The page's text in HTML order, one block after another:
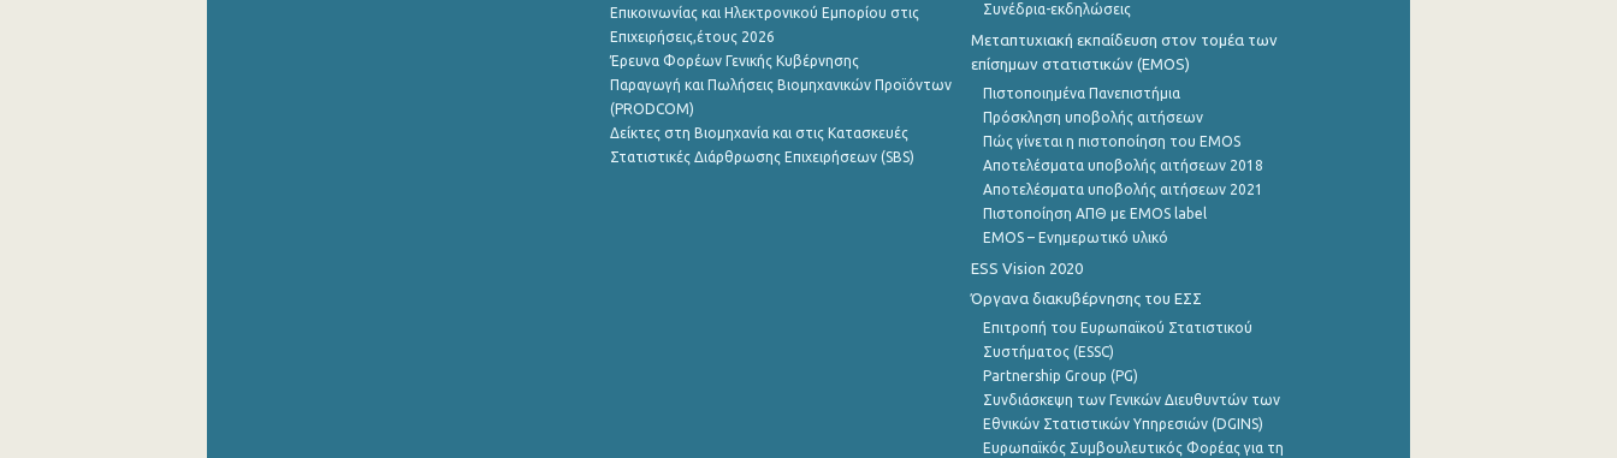
Επικοινωνίας και Ηλεκτρονικού Εμπορίου στις
Επιχειρήσεις,έτους 2026
Έρευνα Φορέων Γενικής Κυβέρνησης
Παραγωγή και Πωλήσεις Βιομηχανικών Προϊόντων
(PRODCOM)
Δείκτες στη Βιομηχανία και στις Κατασκευές
Στατιστικές Διάρθρωσης Επιχειρήσεων (SBS)
Συνέδρια-εκδηλώσεις
Μεταπτυχιακή εκπαίδευση στον τομέα των
επίσημων στατιστικών (EMOS)
Πιστοποιημένα Πανεπιστήμια
Πρόσκληση υποβολής αιτήσεων
Πώς γίνεται η πιστοποίηση του EMOS
Αποτελέσματα υποβολής αιτήσεων 2018
Αποτελέσματα υποβολής αιτήσεων 2021
Πιστοποίηση ΑΠΘ με EMOS label
EMOS – Ενημερωτικό υλικό
ESS Vision 2020
Όργανα διακυβέρνησης του ΕΣΣ
Επιτροπή του Ευρωπαϊκού Στατιστικού
Συστήματος (ESSC)
Partnership Group (PG)
Συνδιάσκεψη των Γενικών Διευθυντών των
Εθνικών Στατιστικών Υπηρεσιών (DGINS)
Ευρωπαϊκός Συμβουλευτικός Φορέας για τη